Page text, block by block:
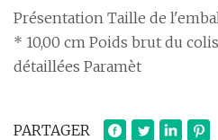
Présentation Taille de
* 10,00 cm Poids brut du
détaillées Paramèt
PARTAGER